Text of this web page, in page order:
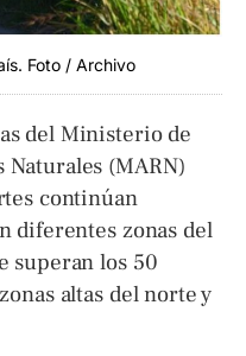
Foto / Archivo
del Ministerio de
Naturales (MARN)
continúan
diferentes zonas del
superan los 50
altas del norte y